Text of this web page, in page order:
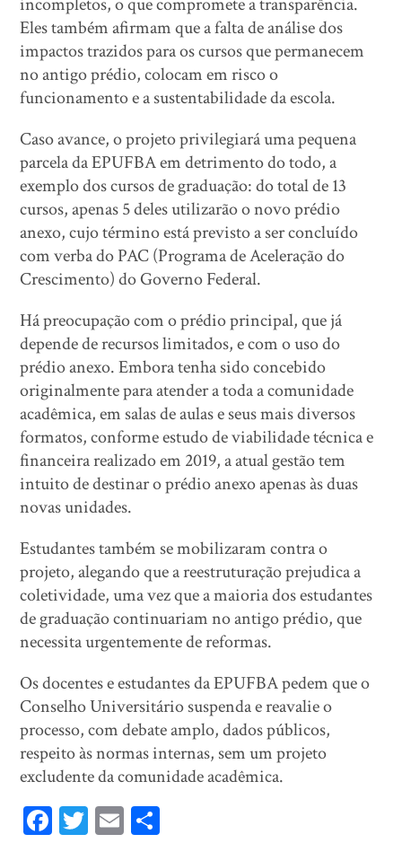
Eles também afirmam que a falta de análise dos
impactos trazidos para os cursos que permanecem
no antigo prédio, colocam em risco o
funcionamento e a sustentabilidade da escola.
Caso avance, o projeto privilegiará uma pequena
parcela da EPUFBA em detrimento do todo, a
exemplo dos cursos de graduação: do total de 13
cursos, apenas 5 deles utilizarão o novo prédio
anexo, cujo término está previsto a ser concluído
com verba do PAC (Programa de Aceleração do
Crescimento) do Governo Federal.
Há preocupação com o prédio principal, que já
depende de recursos limitados, e com o uso do
prédio anexo. Embora tenha sido concebido
originalmente para atender a toda a comunidade
acadêmica, em salas de aulas e seus mais diversos
formatos, conforme estudo de viabilidade técnica e
financeira realizado em 2019, a atual gestão tem
intuito de destinar o prédio anexo apenas às duas
novas unidades.
Estudantes também se mobilizaram contra o
projeto, alegando que a reestruturação prejudica a
coletividade, uma vez que a maioria dos estudantes
de graduação continuariam no antigo prédio, que
necessita urgentemente de reformas.
Os docentes e estudantes da EPUFBA pedem que o
Conselho Universitário suspenda e reavalie o
processo, com debate amplo, dados públicos,
respeito às normas internas, sem um projeto
excludente da comunidade acadêmica.
Fa T E